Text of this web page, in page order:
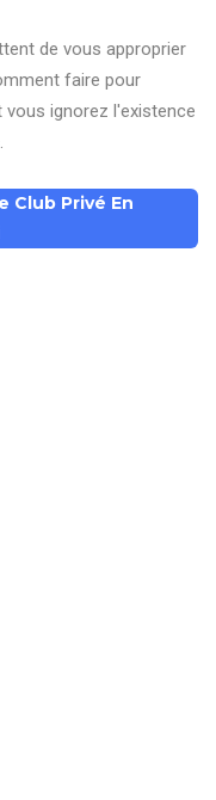
de vous approprier
faire pour
ignorez l'existence
Club Privé En